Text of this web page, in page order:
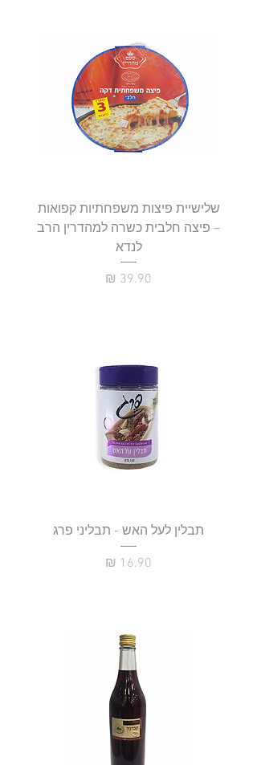
שלישיית פיצות משפחתיות קפואות
– פיצה חלבית כשרה למהדרין הרב
לנדא
מחיר
תבלין לעל האש - תבליני פרג
מחיר